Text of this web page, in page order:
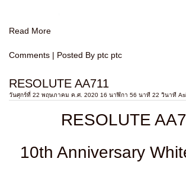
Read More
Comments | Posted By ptc ptc
RESOLUTE AA711
วันศุกร์ที่ 22 พฤษภาคม ค.ศ. 2020 16 นาฬิกา 56 นาที 22 วินาที
RESOLUTE
10th Anniversary